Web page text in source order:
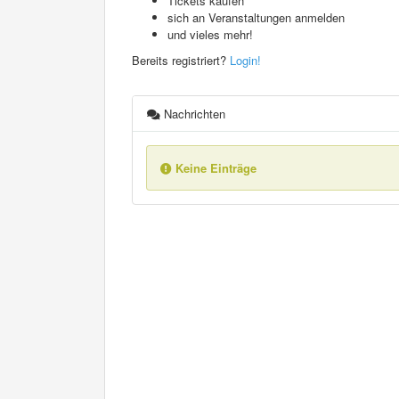
sich an Veranstaltungen anmelden
und vieles mehr!
Bereits registriert? Login!
Nachrichten
Keine Einträge